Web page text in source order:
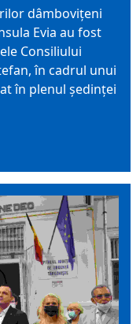
dâmbovițeni
Evia au fost
Consiliului
în cadrul unui
în plenul ședinței